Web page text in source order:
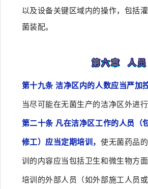
以及设备关键区域内的操作，包括
菌装配。
第六章 人员
第十九条 洁净区内的人数应当严加控
当尽可能在无菌生产的洁净区外进行
第二十条 凡在洁净区工作的人员（
修工）应当定期培训，使无菌药品
训的内容应当包括卫生和微生物方
培训的外部人员（如外部施工人员